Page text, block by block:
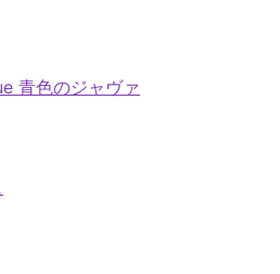
青色のジャヴァ